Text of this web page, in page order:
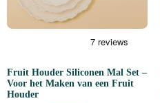
Fruit Houder Siliconen Mal Set –
Voor het Maken van een Fruit
Houder